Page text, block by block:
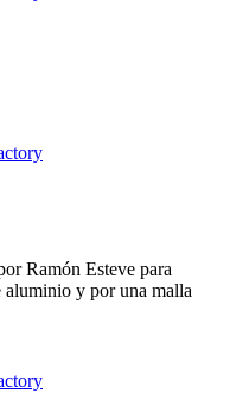
Ramón Esteve para
aluminio y por una malla